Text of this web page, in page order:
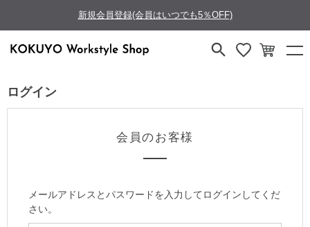
新規会員登録(会員はいつでも5％OFF)
ログイン
会員のお客様
メールアドレスとパスワードを入力してログインしてくだ
さい。